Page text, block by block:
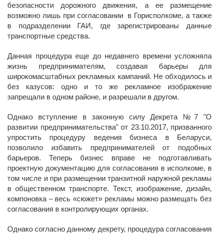
безопасности дорожного движения, а ее размещение
возможно лишь при согласовании в Горисполкоме, а также
в подразделении ГАИ, где зарегистрированы данные
транспортные средства.
Данная процедура еще до недавнего времени усложняла
жизнь предпринимателям, создавая барьеры для
широкомасштабных рекламных кампаний. Не обходилось и
без казусов: одно и то же рекламное изображение
запрещали в одном районе, и разрешали в другом.
Однако вступление в законную силу Декрета №7 "О
развитии предпринимательства" от 23.10.2017, призванного
упростить процедуру ведения бизнеса в Беларуси,
позволило избавить предпринимателей от подобных
барьеров. Теперь бизнес вправе не подготавливать
проектную документацию для согласования в исполкоме, в
том числе и при размещении транзитной наружной рекламы
в общественном транспорте. Текст, изображение, дизайн,
компоновка – весь «сюжет» рекламы можно размещать без
согласования в контролирующих органах.
Однако согласно данному декрету, процедура согласования